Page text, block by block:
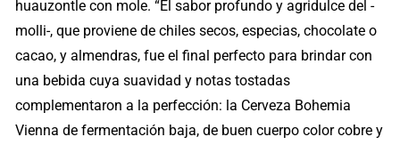
huauzontle con mole. “El sabor profundo y agridulce del -
molli-, que proviene de chiles secos, especias, chocolate o
cacao, y almendras, fue el final perfecto para brindar con
una bebida cuya suavidad y notas tostadas
complementaron a la perfección: la Cerveza Bohemia
Vienna de fermentación baja, de buen cuerpo color cobre y